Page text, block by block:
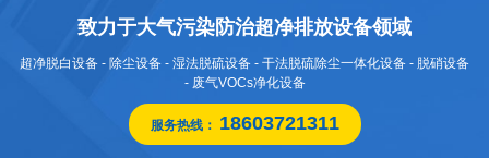
致力于大气污染防治超净排放设备领域
超净脱白设备 - 除尘设备 - 湿法脱硫设备 - 干法脱硫除尘一体化设备 - 脱硝设备
- 废气VOCs净化设备
服务热线： 18603721311